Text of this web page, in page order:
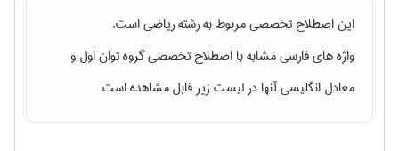
این اصطلاح تخصصی مربوط به رشتهرياضیاست.
واژه های فارسی مشابه با اصطلاح تخصصیگروه توان اولو
معادل انگلیسی آنها در لیست زیر قابل مشاهده است